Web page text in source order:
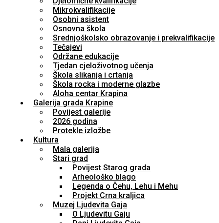
Mikrokvalifikacije
Osobni asistent
Osnovna škola
Srednjoškolsko obrazovanje i prekvalifikacije
Tečajevi
Održane edukacije
Tjedan cjeloživotnog učenja
Škola slikanja i crtanja
Škola rocka i moderne glazbe
Aloha centar Krapina
Galerija grada Krapine
Povijest galerije
2026 godina
Protekle izložbe
Kultura
Mala galerija
Stari grad
Povijest Starog grada
Arheološko blago
Legenda o Čehu, Lehu i Mehu
Projekt Crna kraljica
Muzej Ljudevita Gaja
O Ljudevitu Gaju